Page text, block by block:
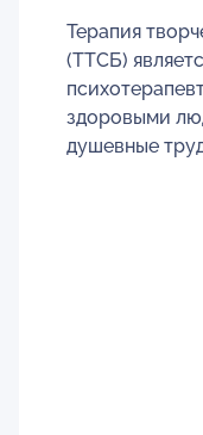
Терапия
(ТТСБ)
здоровыми
душевные